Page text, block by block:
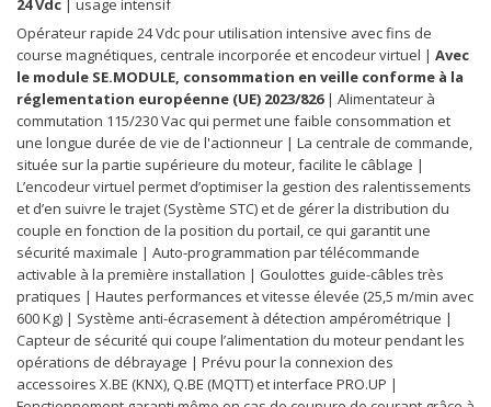
24 Vdc | usage intensif
Opérateur rapide 24 Vdc pour utilisation intensive avec fins de
course magnétiques, centrale incorporée et encodeur virtuel | Avec
le module SE.MODULE, consommation en veille conforme à la
réglementation européenne (UE) 2023/826| Alimentateur à
commutation 115/230 Vac qui permet une faible consommation et
une longue durée de vie de l'actionneur | La centrale de commande,
située sur la partie supérieure du moteur, facilite le câblage |
L’encodeur virtuel permet d’optimiser la gestion des ralentissements
et d’en suivre le trajet (Système STC) et de gérer la distribution du
couple en fonction de la position du portail, ce qui garantit une
sécurité maximale | Auto-programmation par télécommande
activable à la première installation | Goulottes guide-câbles très
pratiques | Hautes performances et vitesse élevée (25,5 m/min avec
600 Kg) | Système anti-écrasement à détection ampérométrique |
Capteur de sécurité qui coupe l’alimentation du moteur pendant les
opérations de débrayage | Prévu pour la connexion des
accessoires X.BE (KNX), Q.BE (MQTT) et interface PRO.UP |